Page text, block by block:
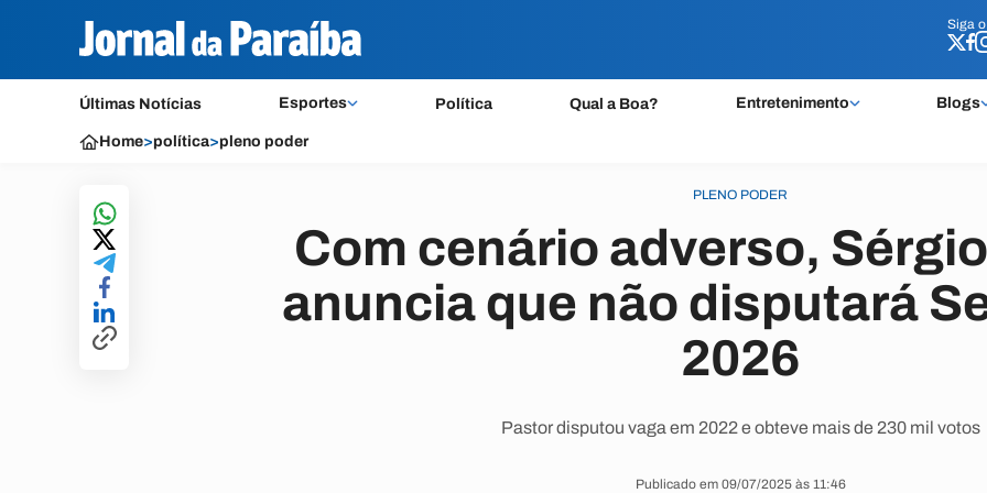
Siga o
Últimas Notícias Esportes Política Qual a Boa? Entretenimento Blogs
Siga o
Home>política>pleno poder
PLENO PODER
Com cenário adverso,
anuncia que não disputará
2026
Pastor disputou vaga em 2022 e obteve mais de 230 mil votos
Publicado em 09/07/2025 às 11:46